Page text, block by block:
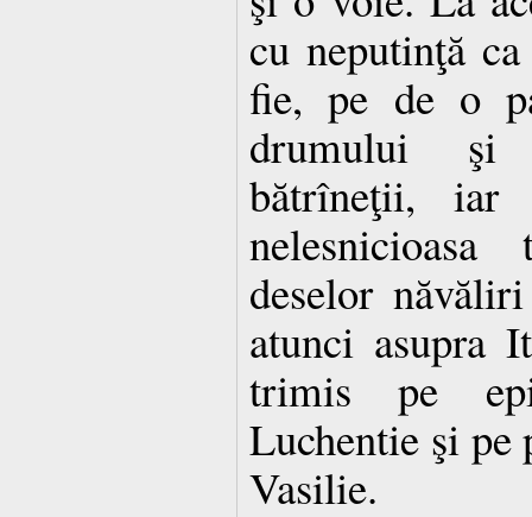
cu neputinţă
fie, pe de o
drumului şi
bătrîneţii,
deselor
atunci asupra
trimis pe
Luchentie şi
Vasilie.